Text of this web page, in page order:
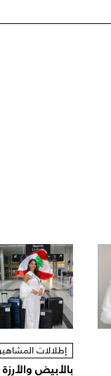
إطلالات
بالأبيض والأرزة